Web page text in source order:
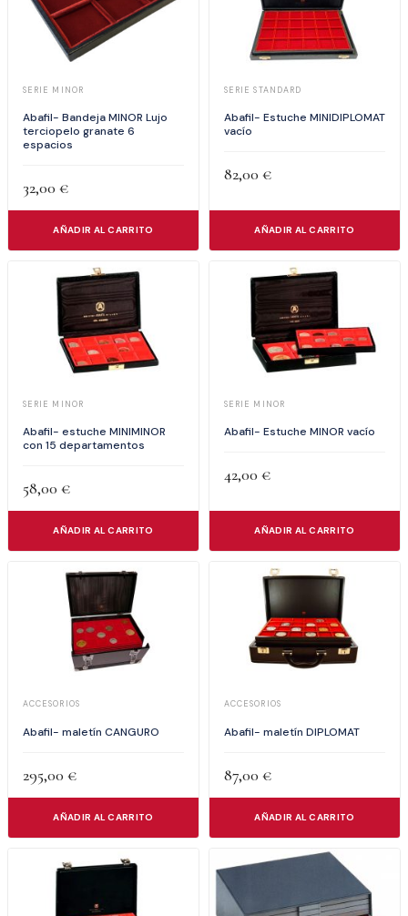
SERIE MINOR
Abafil- Bandeja MINOR Lujo
terciopelo granate 6
espacios
32,00 €
AÑADIR AL CARRITO
SERIE STANDARD
Abafil- Estuche MINIDIPLOMAT
vacío
82,00 €
AÑADIR AL CARRITO
SERIE MINOR
Abafil- estuche MINIMINOR
con 15 departamentos
58,00 €
AÑADIR AL CARRITO
SERIE MINOR
Abafil- Estuche MINOR vacío
42,00 €
AÑADIR AL CARRITO
ACCESORIOS
Abafil- maletín CANGURO
295,00 €
AÑADIR AL CARRITO
ACCESORIOS
Abafil- maletín DIPLOMAT
87,00 €
AÑADIR AL CARRITO